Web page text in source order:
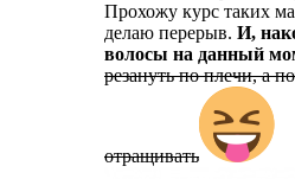
Прохожу курс таких
делаю перерыв. И,
волосы на данный
резануть по плечи, а
отращивать